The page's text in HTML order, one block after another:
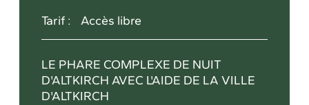
Tarif : Accès libre
LE PHARE COMPLEXE DE NUIT
D'ALTKIRCH AVEC L'AIDE DE LA VILLE
D'ALTKIRCH